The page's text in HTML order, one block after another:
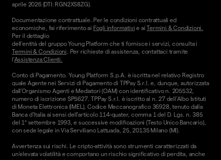
aprile 2026 (DTI: RGN2XS8ZG).
Documentazione contrattuale. Per le condizioni contrattuali ed
economiche, fai riferimento ai Fogli informativi e aiTermini & Condizioni.
Per il dettaglio
dell'entità del gruppo Young Platform che ti fornisce i servizi, consulta i
Termini & Condizioni. Per richieste di assistenza, contattaci tramite
l'Assistenza Clienti.
Conto di Pagamento. Young Platform S.p.A. è iscritta nel relativo Registro
quale Agente nei Servizi di Pagamento di TPPay S.r.l. e, dunque, autorizzata
dall’Organismo Agenti e Mediatori (OAM) con identificativo n. 205532,
numero di iscrizione SP5627. TPPay S.r.l. è iscritto al n. 27 dell’Albo Istituti
di Moneta Elettronica (IMEL), Codice Meccanografico 36928, tenuto dalla
Banca d’Italia ai sensi dell’articolo 114-quater, comma 1 del D. Lgs. n. 385
del 1° settembre 1993, e successive modificazioni (Testo Unico Bancario),
con sede legale in Via Serviliano Lattuada, 25, 20135 Milano (MI).
Avvertenza sui rischi. Le cripto-attività sono strumenti caratterizzati da
un'elevata volatilità e comportano un rischio significativo di perdita, anche